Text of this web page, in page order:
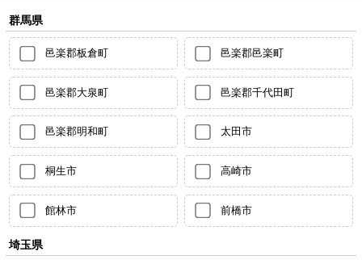
群馬県
邑楽郡板倉町 邑楽郡邑楽町
邑楽郡大泉町 邑楽郡千代田町
邑楽郡明和町 太田市
桐生市 高崎市
館林市 前橋市
埼玉県